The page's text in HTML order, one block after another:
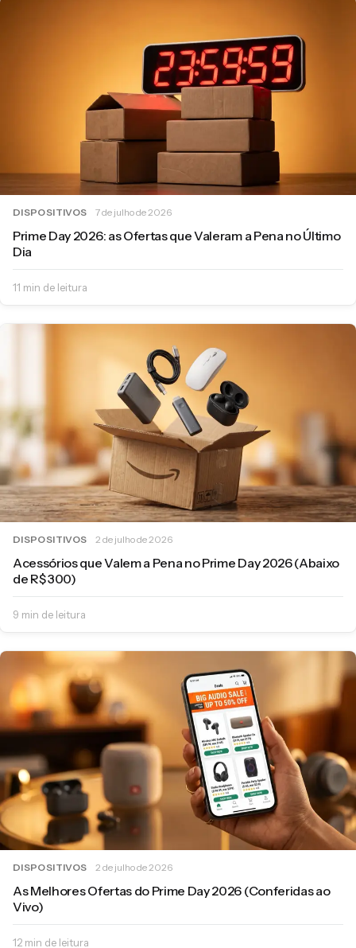
DISPOSITIVOS 7 de julho de 2026
Prime Day 2026: as Ofertas que Valeram a Pena no Último
Dia
11 min de leitura
DISPOSITIVOS 2 de julho de 2026
Acessórios que Valem a Pena no Prime Day 2026 (Abaixo
de R$ 300)
9 min de leitura
DISPOSITIVOS 2 de julho de 2026
As Melhores Ofertas do Prime Day 2026 (Conferidas ao
Vivo)
12 min de leitura